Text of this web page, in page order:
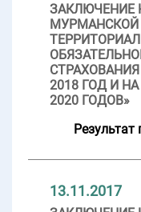
ЗАКЛЮЧЕНИЕ
МУРМАНСКОЙ
2018 ГОД И
2020 ГОДОВ»
Результат
13.11.2017